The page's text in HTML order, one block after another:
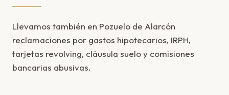
Llevamos también en Pozuelo de Alarcón
reclamaciones por gastos hipotecarios, IRPH,
tarjetas revolving, cláusula suelo y comisiones
bancarias abusivas.